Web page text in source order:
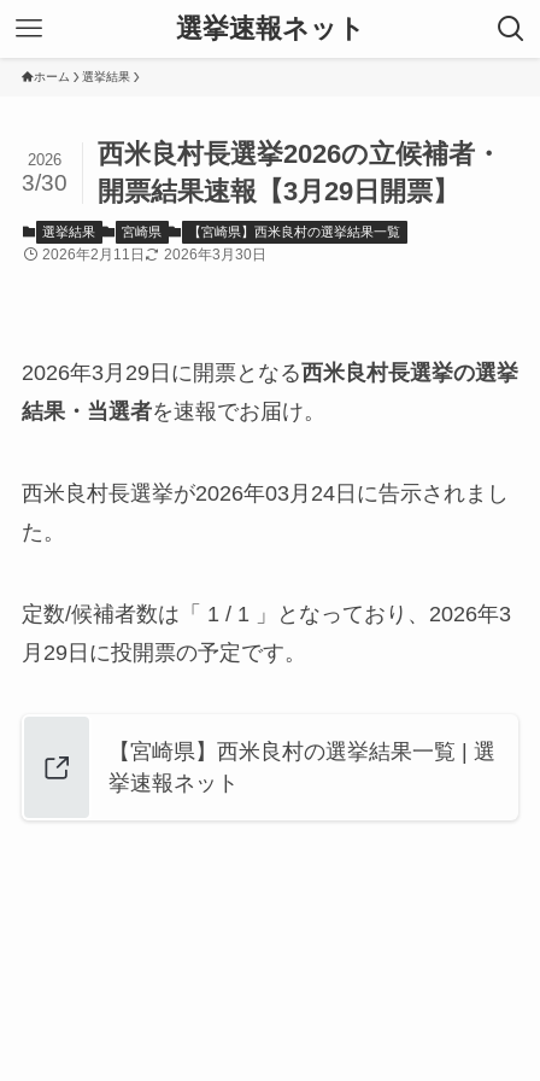
選挙速報ネット
ホーム 選挙結果
西米良村長選挙2026の立候補者・
開票結果速報【3月29日開票】
2026
3/30
選挙結果 宮崎県 【宮崎県】西米良村の選挙結果一覧
2026年2月11日 2026年3月30日
2026年3月29日に開票となる西米良村長選挙の選挙
結果・当選者を速報でお届け。
西米良村長選挙が2026年03月24日に告示されまし
た。
定数/候補者数は「 1 / 1 」となっており、2026年3
月29日に投開票の予定です。
【宮崎県】西米良村の選挙結果一覧 | 選
挙速報ネット